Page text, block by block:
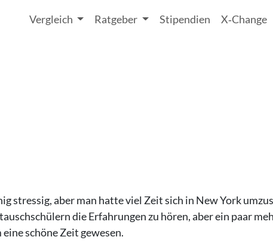
Vergleich Ratgeber Stipendien X‑Change
stressig, aber man hatte viel Zeit sich in New York
die Erfahrungen zu hören, aber ein paar
schöne Zeit gewesen.